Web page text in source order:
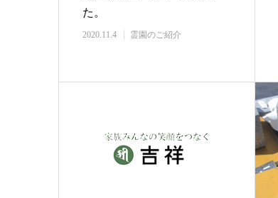
た。
2020.11.4 霊園のご紹介